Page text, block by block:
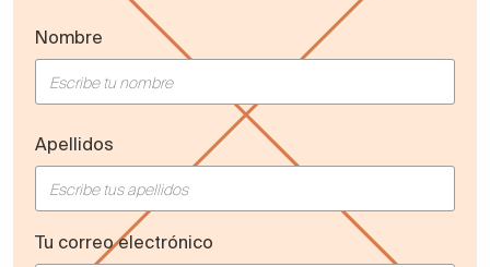
Nombre
Apellidos
Tu correo electrónico